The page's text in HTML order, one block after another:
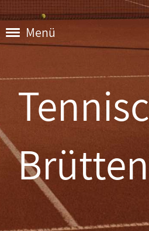
Menü
Brütten